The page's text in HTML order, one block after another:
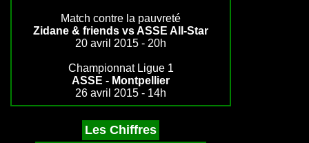
Match contre la pauvreté
Zidane & friends vs ASSE All-Star
20 avril 2015 - 20h
Championnat Ligue 1
ASSE - Montpellier
26 avril 2015 - 14h
Les Chiffres